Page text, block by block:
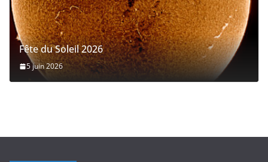
Fête du Soleil 2026
5 juin 2026